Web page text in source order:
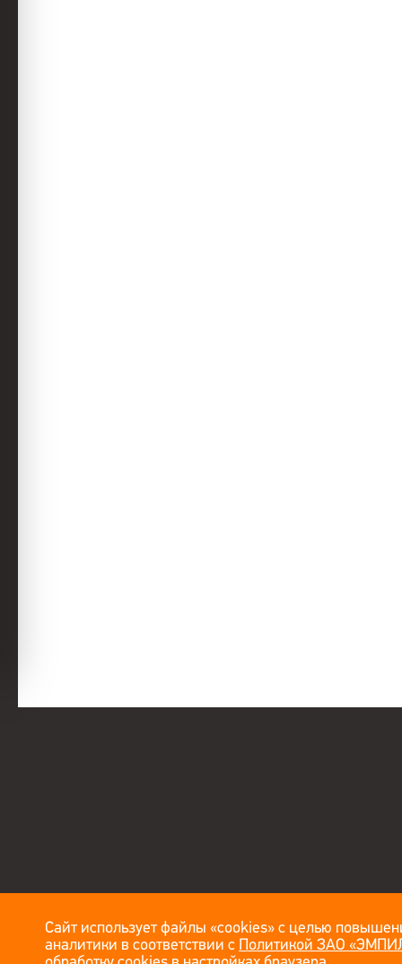
Сайт использует файлы «cookies» с целью
аналитики в соответствии с Политикой ЗАО